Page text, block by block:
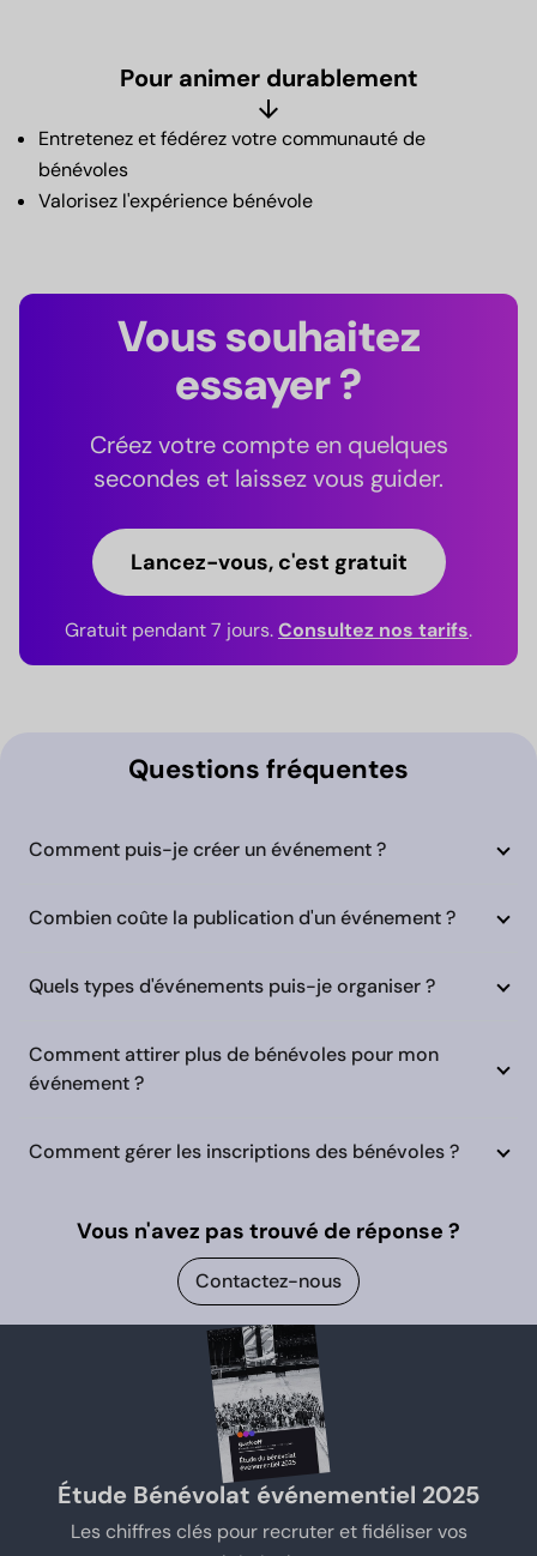
Pour animer durablement
arrow_downward
Entretenez et fédérez votre communauté de
bénévoles
Valorisez l'expérience bénévole
Vous souhaitez
essayer ?
Créez votre compte en quelques
secondes et laissez vous guider.
Lancez-vous, c'est gratuit
Gratuit pendant 7 jours.Consultez nos tarifs.
Questions fréquentes
Comment puis-je créer un événement ?
Combien coûte la publication d'un événement ?
Quels types d'événements puis-je organiser ?
Comment attirer plus de bénévoles pour mon
événement ?
Comment gérer les inscriptions des bénévoles ?
Vous n'avez pas trouvé de réponse ?
Contactez-nous
Étude Bénévolat événementiel 2025
Les chiffres clés pour recruter et fidéliser vos